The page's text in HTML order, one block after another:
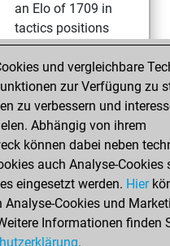
an Elo of 1709 in
tactics positions
You played 12
blitz games
Play
You scored +5
=0 -7 in blitz
Donnerstag,
Januar 22, 2026
You played 3
bullet games
Play
und vergleichbare
zur Verfügung zu
zu verbessern und
Abhängig von ihrem
können dabei neben
auch Analyse-Cookies
eingesetzt werden. Hier
Analyse-Cookies und
Informationen finden
.